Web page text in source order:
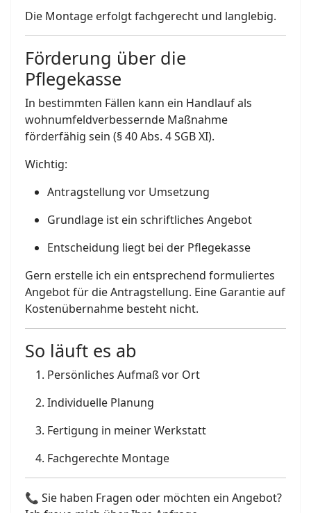
Die Montage erfolgt fachgerecht und langlebig.
Förderung über die
Pflegekasse
In bestimmten Fällen kann ein Handlauf als
wohnumfeldverbessernde Maßnahme
förderfähig sein (§ 40 Abs. 4 SGB XI).
Wichtig:
Antragstellung vor Umsetzung
Grundlage ist ein schriftliches Angebot
Entscheidung liegt bei der Pflegekasse
Gern erstelle ich ein entsprechend formuliertes
Angebot für die Antragstellung. Eine Garantie auf
Kostenübernahme besteht nicht.
So läuft es ab
Persönliches Aufmaß vor Ort
Individuelle Planung
Fertigung in meiner Werkstatt
Fachgerechte Montage
📞 Sie haben Fragen oder möchten ein Angebot?